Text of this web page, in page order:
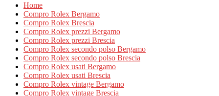
Home
Compro Rolex Bergamo
Compro Rolex Brescia
Compro Rolex prezzi Bergamo
Compro Rolex prezzi Brescia
Compro Rolex secondo polso Bergamo
Compro Rolex secondo polso Brescia
Compro Rolex usati Bergamo
Compro Rolex usati Brescia
Compro Rolex vintage Bergamo
Compro Rolex vintage Brescia